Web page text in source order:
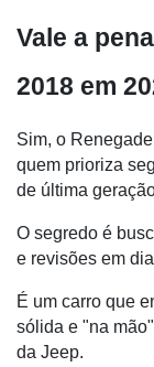
Vale a
2018 em
Sim, o
quem prioriza
de última
O segredo é
e revisões em
É um carro que
sólida e "na
da Jeep.